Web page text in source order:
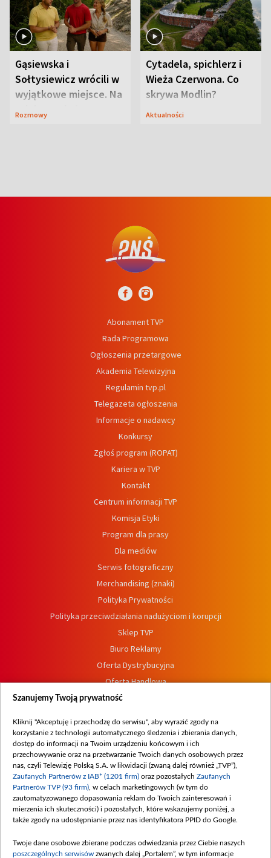
Gąsiewska i
Sołtysiewicz wrócili w
wyjątkowe miejsce. Na
szlaku czekał
Rozmowy
Cytadela, spichlerz i
Wieża Czerwona. Co
skrywa Modlin?
Aktualności
Abonament TVP
Rada Programowa
Ogłoszenia przetargowe
Akademia Telewizyjna
Regulamin tvp.pl
Telegazeta ogłoszenia
Informacje o nadawcy
Konkursy
Zgłoś program (ROPAT)
Kariera w TVP
Kontakt
Centrum informacji TVP
Komisja Etyki
Program dla prasy
Dla mediów
Serwis fotograficzny
Merchandising (znaki)
Polityka Prywatności
Polityka przeciwdziałania nadużyciom i korupcji
Sklep TVP
Biuro Reklamy
Oferta Dystrybucyjna
Oferta Handlowa
Dostępność
Procedura zgłoszeń wewnętrznych
Szanujemy Twoją prywatność
Kliknij "Akceptuję i przechodzę do serwisu", aby wyrazić zgody na
korzystanie z technologii automatycznego śledzenia i zbierania danych,
dostęp do informacji na Twoim urządzeniu końcowym i ich
przechowywanie oraz na przetwarzanie Twoich danych osobowych przez
nas, czyli Telewizję Polską S.A. w likwidacji (zwaną dalej również „TVP”),
Zaufanych Partnerów z IAB* (1201 firm) oraz pozostałych Zaufanych
Partnerów TVP (93 firm) , w celach marketingowych (w tym do
zautomatyzowanego dopasowania reklam do Twoich zainteresowań i
mierzenia ich skuteczności) i pozostałych, które wskazujemy poniżej, a
także zgody na udostępnianie przez nas identyfikatora PPID do Google.
Twoje dane osobowe zbierane podczas odwiedzania przez Ciebie naszych
poszczególnych serwisów zwanych dalej „Portalem”, w tym informacje